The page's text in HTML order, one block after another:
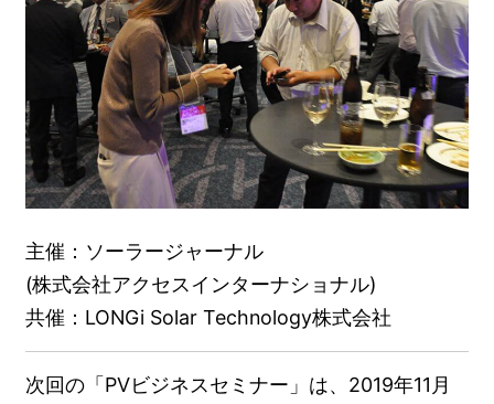
主催：ソーラージャーナル
(株式会社アクセスインターナショナル)
共催：LONGi Solar Technology株式会社
次回の「PVビジネスセミナー」は、2019年11月